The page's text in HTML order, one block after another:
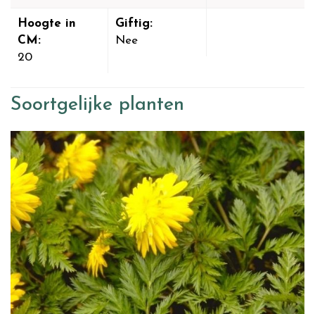
Hoogte in
CM:
20
Giftig:
Nee
Soortgelijke planten